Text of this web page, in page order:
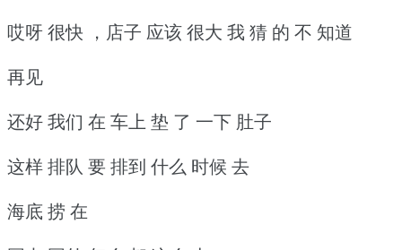
哎呀 很快 ，店子 应该 很大 我 猜 的 不 知道
再见
还好 我们 在 车上 垫 了 一下 肚子
这样 排队 要 排到 什么 时候 去
海底 捞 在